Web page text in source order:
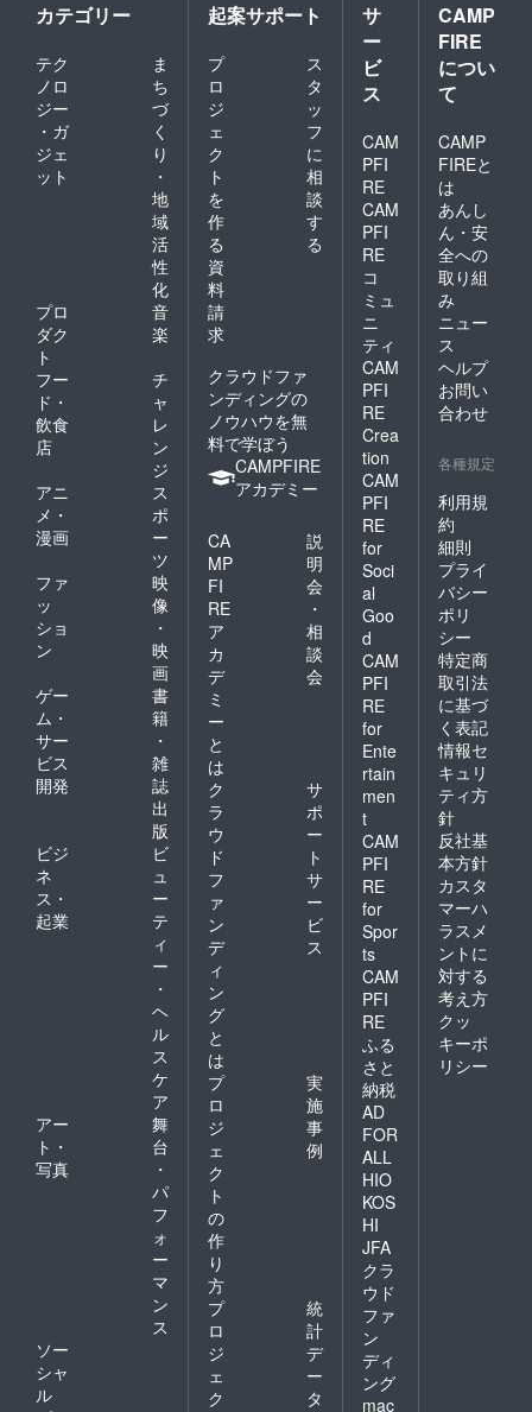
カテゴリー
テク
ノロ
ジー
・ガ
ジェ
ット
ま
ち
づ
く
り
・
地
域
活
性
化
プロ
ダク
ト
音
楽
フー
ド・
飲食
店
チ
ャ
レ
ン
ジ
アニ
メ・
漫画
ス
ポ
ー
ツ
ファ
ッ
ショ
ン
映
像
・
映
画
ゲー
ム・
サー
ビス
開発
書
籍
・
雑
誌
出
版
ビジ
ネ
ス・
起業
ビ
ュ
ー
テ
ィ
ー
・
ヘ
ル
ス
ケ
ア
アー
ト・
写真
舞
台
・
パ
フ
ォ
ー
マ
ン
ス
ソー
シャ
ル
起案サポート
プ
ロ
ジ
ェ
ク
ト
を
作
る
ス
タ
ッ
フ
に
相
談
す
る
資
料
請
求
クラウドファ
ンディングの
ノウハウを無
料で学ぼう
CAMPFIRE
アカデミー
CA
MP
FI
RE
ア
カ
デ
ミ
ー
と
は
説
明
会
・
相
談
会
ク
ラ
ウ
ド
フ
ァ
ン
デ
ィ
ン
グ
と
は
サ
ポ
ー
ト
サ
ー
ビ
ス
プ
ロ
ジ
ェ
ク
ト
の
作
り
方
実
施
事
例
プ
ロ
ジ
ェ
ク
統
計
デ
ー
タ
サ
ー
ビ
ス
CAM
PFI
RE
CAM
PFI
RE
コ
ミュ
ニ
ティ
CAM
PFI
RE
Crea
tion
CAM
PFI
RE
for
Soci
al
Goo
d
CAM
PFI
RE
for
Ente
rtain
men
t
CAM
PFI
RE
for
Spor
ts
CAM
PFI
RE
ふる
さと
納税
AD
FOR
ALL
HIO
KOS
HI
JFA
クラ
ウド
ファ
ン
ディ
ング
mac
CAMP
FIRE
につい
て
CAMP
FIREと
は
あんし
ん・安
全への
取り組
み
ニュー
ス
ヘルプ
お問い
合わせ
各種規定
利用規
約
細則
プライ
バシー
ポリ
シー
特定商
取引法
に基づ
く表記
情報セ
キュリ
ティ方
針
反社基
本方針
カスタ
マーハ
ラスメ
ントに
対する
考え方
クッ
キーポ
リシー